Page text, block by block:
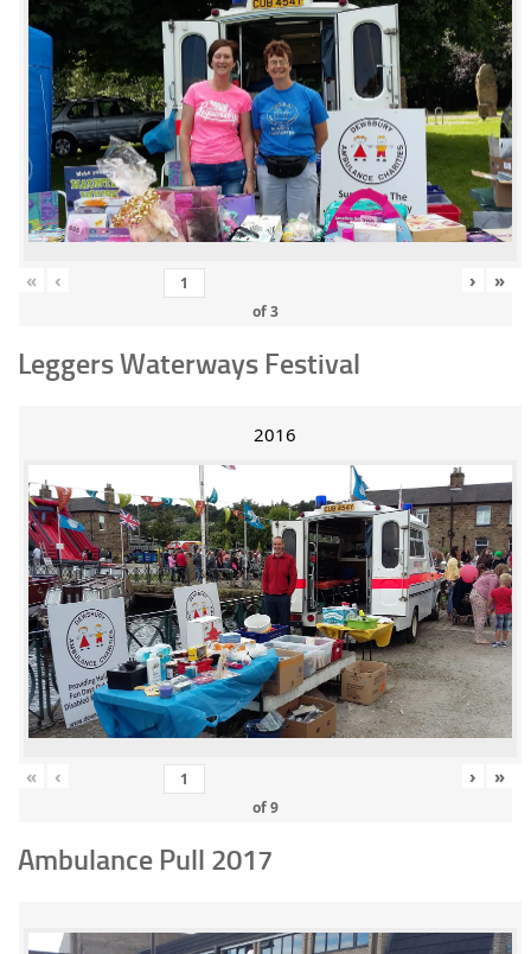
« ‹
of3
› »
Leggers Waterways Festival
2016
« ‹
of9
› »
Ambulance Pull 2017